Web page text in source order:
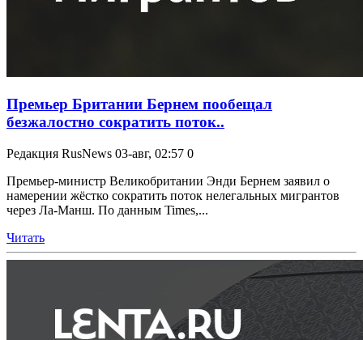
Премьер Британии Бернем пообещал
безжалостно сократить поток..
Редакция RusNews 03-авг, 02:57 0
Премьер-министр Великобритании Энди Бернем заявил о
намерении жёстко сократить поток нелегальных мигрантов
через Ла-Манш. По данным Times,...
Читать